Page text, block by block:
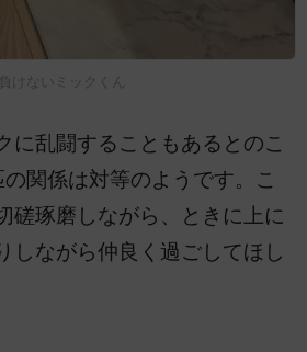
負けないミックくん
に乱闘することもあるとのこ
関係は対等のようです。こ
磋琢磨しながら、ときに上に
しながら仲良く過ごしてほし